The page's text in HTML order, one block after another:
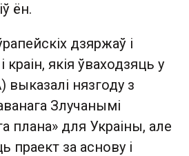
ён.
дзяржаў і
краін, якія ўваходзяць у
нязгоду з
Злучанымі
плана» для Украіны, але
праект за аснову і